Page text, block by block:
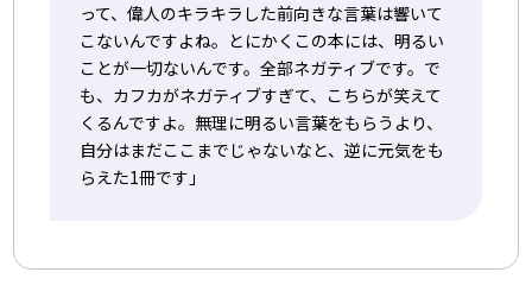
って、偉人のキラキラした前向きな言葉は響いて
こないんですよね。とにかくこの本には、明るい
ことが一切ないんです。全部ネガティブです。で
も、カフカがネガティブすぎて、こちらが笑えて
くるんですよ。無理に明るい言葉をもらうより、
自分はまだここまでじゃないなと、逆に元気をも
らえた1冊です」